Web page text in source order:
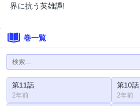
界に抗う英雄譚!
巻一覧
第11話
2年前
第10話
2年前